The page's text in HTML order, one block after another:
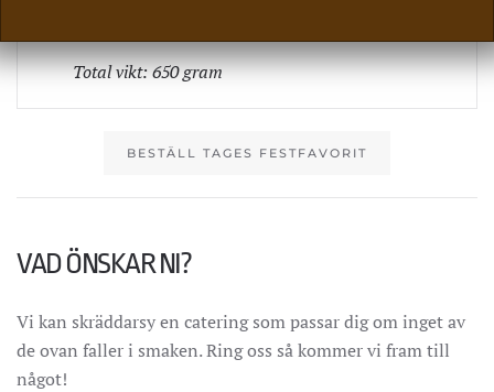
Total vikt: 650 gram
BESTÄLL TAGES FESTFAVORIT
VAD ÖNSKAR NI?
Vi kan skräddarsy en catering som passar dig om inget av
de ovan faller i smaken. Ring oss så kommer vi fram till
något!